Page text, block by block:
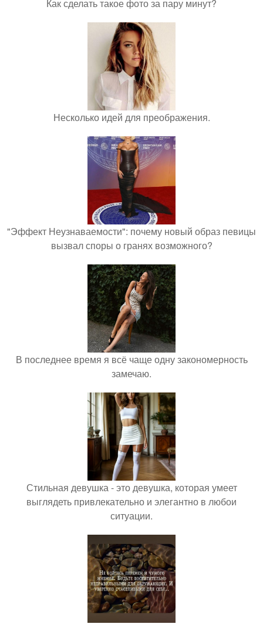
Как сделать такое фото за пару минут?
Несколько идей для преображения.
"Эффект Неузнаваемости": почему новый образ певицы
вызвал споры о гранях возможного?
В последнее время я всё чаще одну закономерность
замечаю.
Стильная девушка - это девушка, которая умеет
выглядеть привлекательно и элегантно в любои
ситуации.